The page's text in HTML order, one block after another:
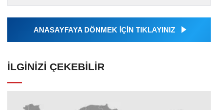
tarafından geçilen tüm...
ANASAYFAYA DÖNMEK İÇİN TIKLAYINIZ
İLGINIZI ÇEKEBILIR